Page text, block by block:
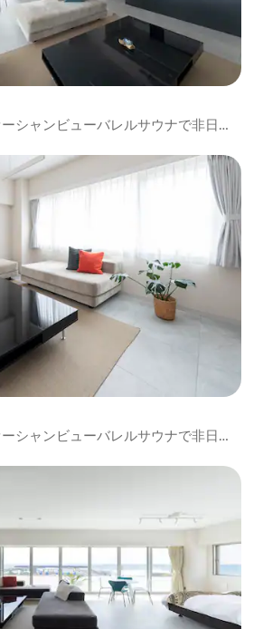
ーシャンビューバレルサウナで非日常
ーシャンビューバレルサウナで非日常